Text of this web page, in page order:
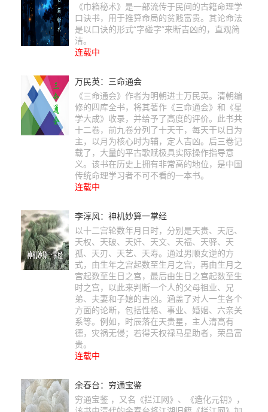
《巾箱秘术》是一部流传于民间的古籍命理学
口诀书，用于推算命局的贫贱富贵。其论命法
是以口诀的形式“字碰字”来断吉凶的，直观简
洁。
连载中
万民英：三命通会
《三命通会》作者为明朝进士万民英。清朝编
修的四库全书，将其著作《三命通会》和《星
学大成》收录，并给予了高度的评价。此书共
十二卷，前九卷分列了十天干，每天干以日为
主，以月为核心时为辅，定人吉凶。后三卷记
载了，大量的平古歌赋极具实际操作指导意
义。该书在历史上拥有非常高的地位，是中国
传统命理学习者不可不看的一本书。
连载中
李淳风：神机妙算一掌经
以十二宫轮数年月日时，分别是天贵、天厄、
天权、天破、天奸、天文、天福、天驿、天
孤、天刃、天艺、天寿。通过男顺女逆的方
式，由生年之宫起数至生月之宫，再由生月之
宫起数至生日之宫，最后由生日之宫起数至生
时之宫，以此来判断一个人的父母祖业、兄
弟、夫妻和子媳的吉凶。涵盖了对人一生各个
方面的论断，包括性格、事业、婚姻、六亲关
系等。例如，时辰落在天贵星，主人清高有
德，灾祸无侵；若得天权禄马星助者，荣昌富
贵。
连载中
余春台：穷通宝鉴
穷通宝鉴 ，又名《拦江网》、《造化元钥》，